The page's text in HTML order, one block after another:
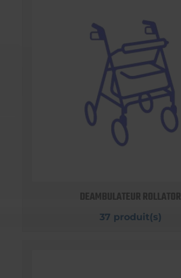
DEAMBULATEUR ROLLATOR
37 produit(s)